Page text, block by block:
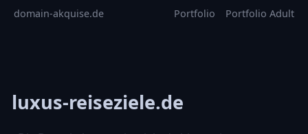
domain-akquise.de Portfolio Portfolio Adult
luxus-reiseziele.de